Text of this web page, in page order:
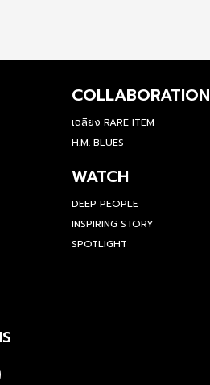
COLLABORATION
เฉลียง RARE ITEM
H.M. BLUES
WATCH
DEEP PEOPLE
INSPIRING STORY
SPOTLIGHT